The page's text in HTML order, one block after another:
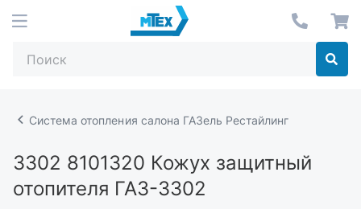
Система отопления салона ГАЗель Рестайлинг
3302 8101320 Кожух защитный
отопителя ГАЗ-3302